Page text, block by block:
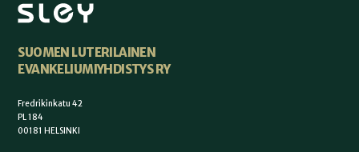
SUOMEN LUTERILAINEN
EVANKELIUMIYHDISTYS RY
Fredrikinkatu 42
PL 184
00181 HELSINKI